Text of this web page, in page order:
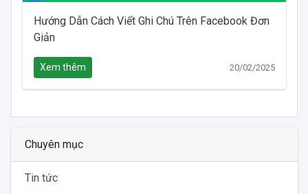
Hướng Dẫn Cách Viết Ghi Chú Trên Facebook Đơn
Giản
Xem thêm 20/02/2025
Chuyên mục
Tin tức